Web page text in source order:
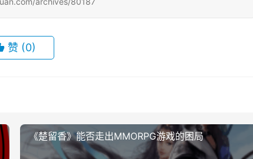
赞 (0)
《楚留香》能否走出MMORPG游戏的困局